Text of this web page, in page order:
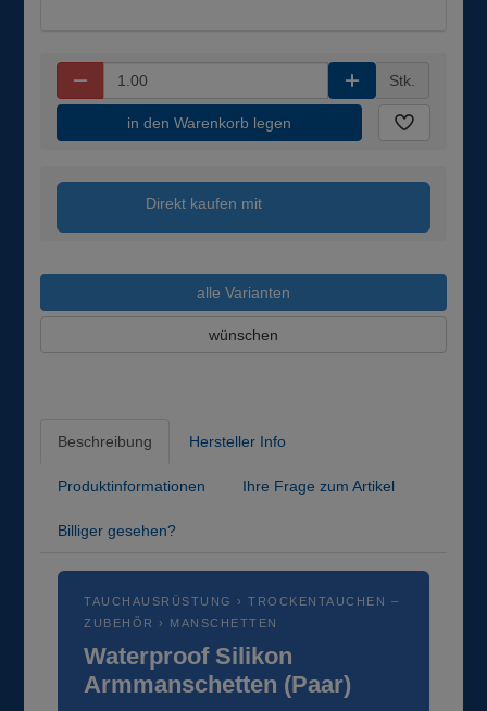
Stk.
in den Warenkorb legen
Direkt kaufen mit
alle Varianten
wünschen
Beschreibung Hersteller Info
Produktinformationen Ihre Frage zum Artikel
Billiger gesehen?
TAUCHAUSRÜSTUNG › TROCKENTAUCHEN –
ZUBEHÖR › MANSCHETTEN
Waterproof Silikon
Armmanschetten (Paar)